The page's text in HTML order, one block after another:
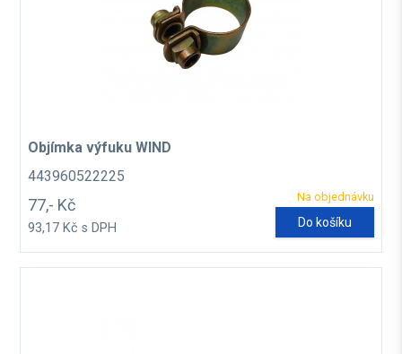
Objímka výfuku WIND
443960522225
Na objednávku
77,- Kč
93,17 Kč s DPH Do košíku